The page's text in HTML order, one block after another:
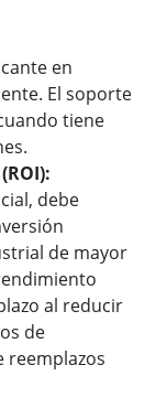
en
El soporte
tiene
debe
de mayor
al reducir
de
reemplazos